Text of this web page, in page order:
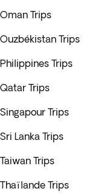
Oman Trips
Ouzbékistan Trips
Philippines Trips
Qatar Trips
Singapour Trips
Sri Lanka Trips
Taiwan Trips
Thaïlande Trips